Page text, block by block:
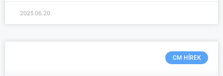
2025.06.20.
CM HÍREK